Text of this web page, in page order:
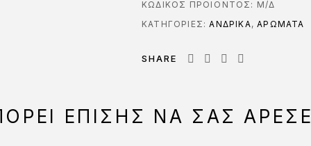
ΚΩΔΙΚΌΣ ΠΡΟΪΌΝΤΟΣ: Μ/Δ
ΚΑΤΗΓΟΡΊΕΣ:ΑΝΔΡΙΚΑ,ΑΡΩΜΑΤΑ
SHARE
ΕΠΊΣΗΣ ΝΑ ΣΑΣ